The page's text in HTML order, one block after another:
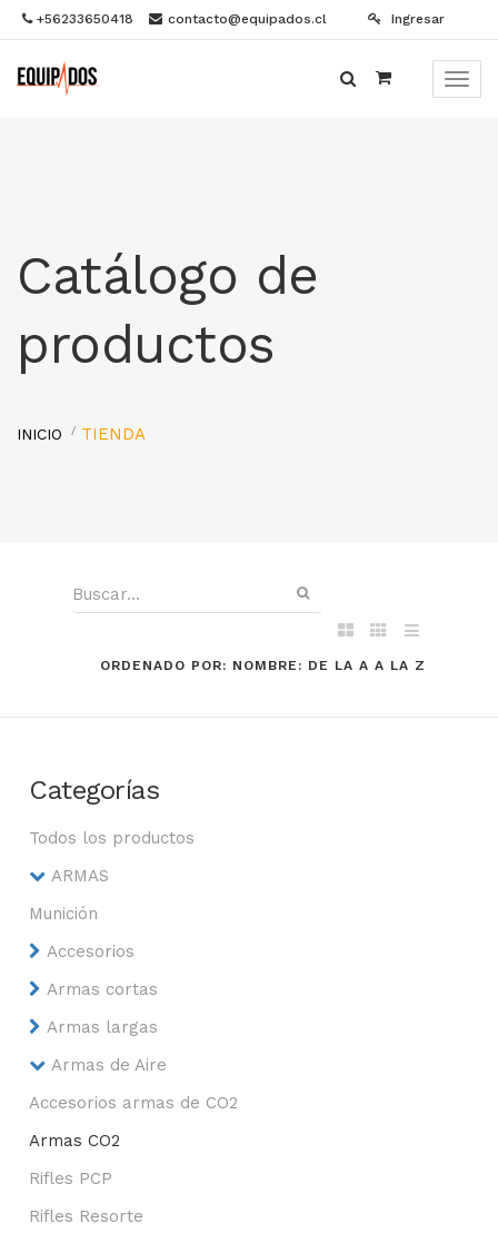
+56233650418 contacto@equipados.cl Ingresar
Menú
Catálogo de
productos
INICIO TIENDA
ORDENADO POR: NOMBRE: DE LA A A LA Z
Categorías
Todos los productos
ARMAS
Munición
Accesorios
Armas cortas
Armas largas
Armas de Aire
Accesorios armas de CO2
Armas CO2
Rifles PCP
Rifles Resorte